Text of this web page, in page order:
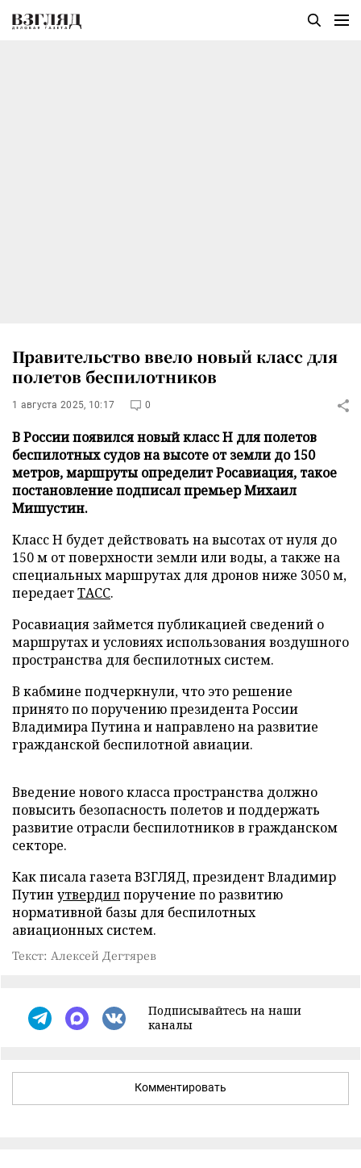
Правительство ввело новый класс для
полетов беспилотников
1 августа 2025, 10:17 0
В России появился новый класс H для полетов
беспилотных судов на высоте от земли до 150
метров, маршруты определит Росавиация, такое
постановление подписал премьер Михаил
Мишустин.
Класс H будет действовать на высотах от нуля до
150 м от поверхности земли или воды, а также на
специальных маршрутах для дронов ниже 3050 м,
передаетТАСС.
Росавиация займется публикацией сведений о
маршрутах и условиях использования воздушного
пространства для беспилотных систем.
В кабмине подчеркнули, что это решение
принято по поручению президента России
Владимира Путина и направлено на развитие
гражданской беспилотной авиации.
Введение нового класса пространства должно
повысить безопасность полетов и поддержать
развитие отрасли беспилотников в гражданском
секторе.
Как писала газета ВЗГЛЯД, президент Владимир
Путин утвердилпоручение по развитию
нормативной базы для беспилотных
авиационных систем.
Текст: Алексей Дегтярев
Подписывайтесь на наши
каналы
Комментировать